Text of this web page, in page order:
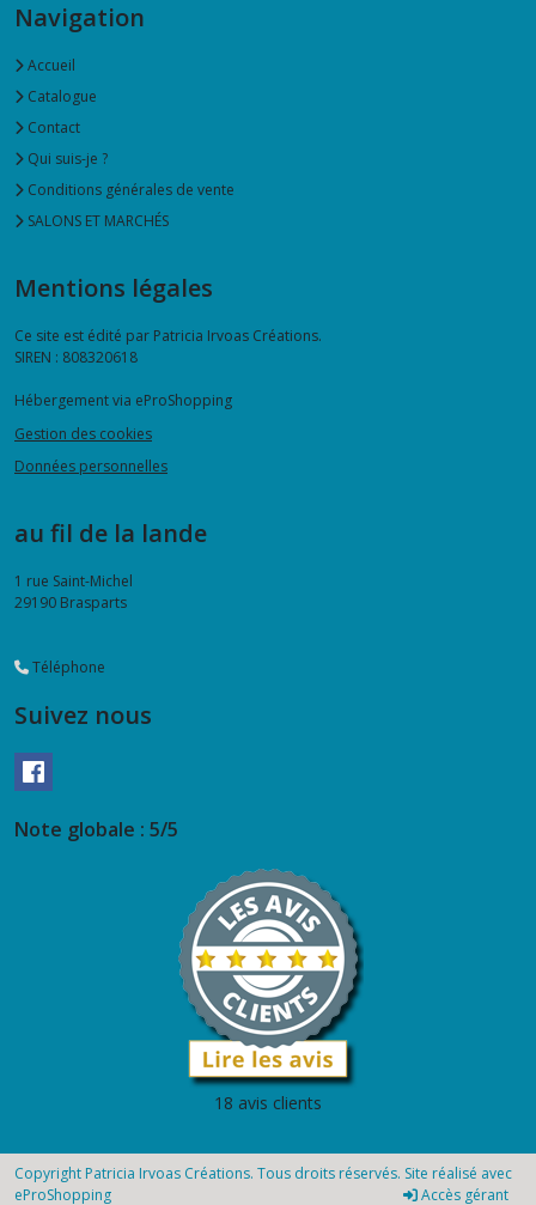
Navigation
Accueil
Catalogue
Contact
Qui suis-je ?
Conditions générales de vente
SALONS ET MARCHÉS
Mentions légales
Ce site est édité par Patricia Irvoas Créations.
SIREN : 808320618
Hébergement via eProShopping
Gestion des cookies
Données personnelles
au fil de la lande
1 rue Saint-Michel
29190 Brasparts
Téléphone
Suivez nous
Note globale : 5/5
18 avis clients
Copyright Patricia Irvoas Créations. Tous droits réservés. Site réalisé avec
eProShopping
Accès gérant